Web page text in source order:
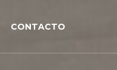
CONTACTO